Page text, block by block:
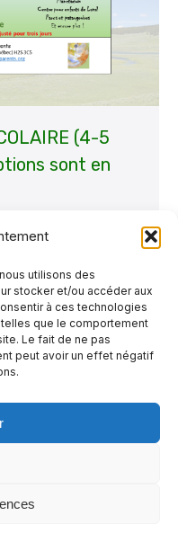
utilisons des
stocker et/ou accéder aux
à ces technologies
que le comportement
Le fait de ne pas
peut avoir un effet négatif
(4-5
sont en
troisième été
parents offre
de 4-5 ans !
le 1er juillet
Camp va